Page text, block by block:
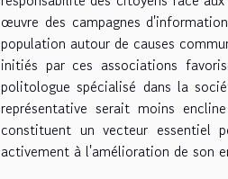
œuvre des campagnes
population autour de causes
initiés par ces associations
politologue spécialisé dans la
représentative serait moins
constituent un vecteur essentiel
activement à l'amélioration de son